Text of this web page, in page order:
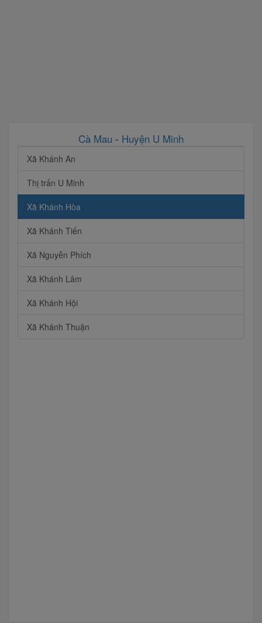
Cà Mau - Huyện U Minh
Xã Khánh An
Thị trấn U Minh
Xã Khánh Hòa
Xã Khánh Tiến
Xã Nguyễn Phích
Xã Khánh Lâm
Xã Khánh Hội
Xã Khánh Thuận